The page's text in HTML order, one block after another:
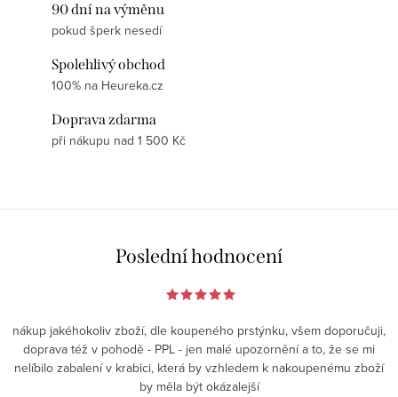
90 dní na výměnu
pokud šperk nesedí
Spolehlivý obchod
100% na Heureka.cz
Doprava zdarma
při nákupu nad 1 500 Kč
Poslední hodnocení
nákup jakéhokoliv zboží, dle koupeného prstýnku, všem doporučuji,
doprava též v pohodě - PPL - jen malé upozornění a to, že se mi
nelíbilo zabalení v krabici, která by vzhledem k nakoupenému zboží
by měla být okázalejší